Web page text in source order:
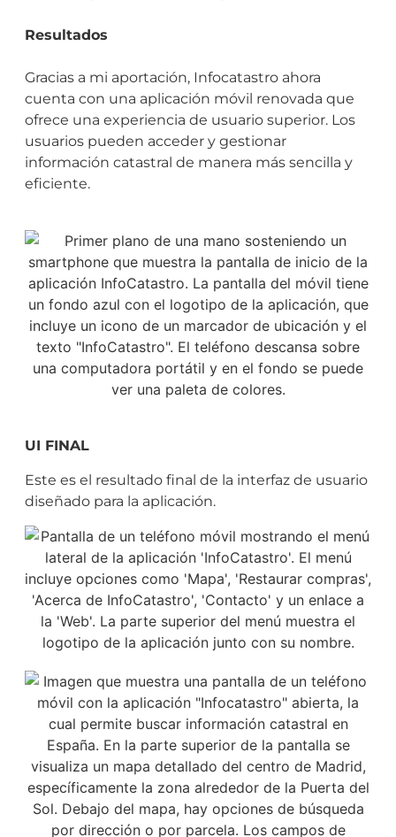
Resultados
Gracias a mi aportación, Infocatastro ahora
cuenta con una aplicación móvil renovada que
ofrece una experiencia de usuario superior. Los
usuarios pueden acceder y gestionar
información catastral de manera más sencilla y
eficiente.
UI FINAL
Este es el resultado final de la interfaz de usuario
diseñado para la aplicación.